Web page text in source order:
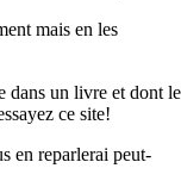
mais en les
dans un livre et dont le
ce site!
en reparlerai peut-